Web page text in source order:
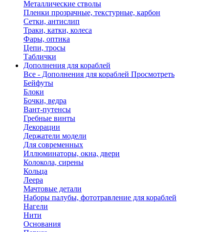
Металлические стволы
Пленки прозрачные, текстурные, карбон
Сетки, антислип
Траки, катки, колеса
Фары, оптика
Цепи, тросы
Таблички
Дополнения для кораблей
Все - Дополнения для кораблей Просмотреть
Бейфуты
Блоки
Бочки, ведра
Вант-путенсы
Гребные винты
Декорации
Держатели модели
Для современных
Иллюминаторы, окна, двери
Колокола, сирены
Кольца
Леера
Мачтовые детали
Наборы палубы, фототравление для кораблей
Нагели
Нити
Основания